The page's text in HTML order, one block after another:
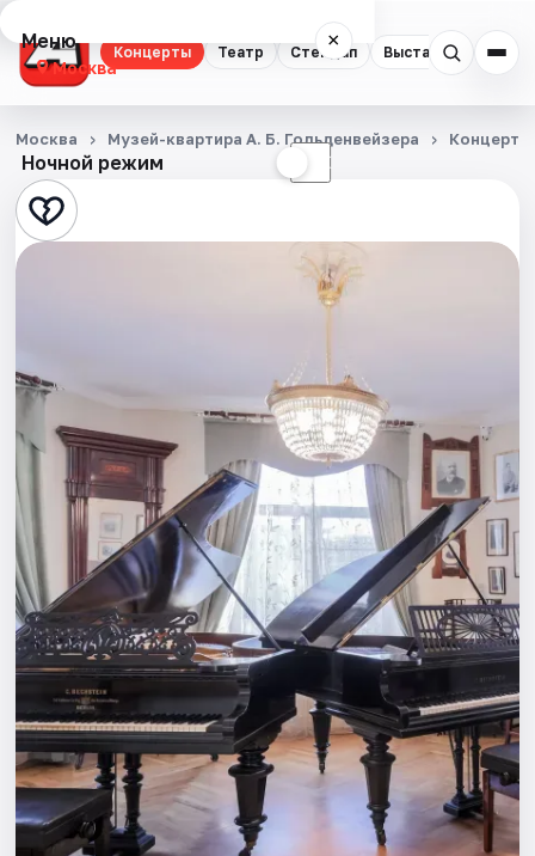
Концерты Театр Стендап Выставки
Меню ×
Москва
Концерты
Театр
Стендап
Экскурсии
Спорт
События
Города
Площадки
Артисты
Рейтинги
Ночной режим ☾
Москва Музей-квартира А. Б. Гольденвейзера Концерты